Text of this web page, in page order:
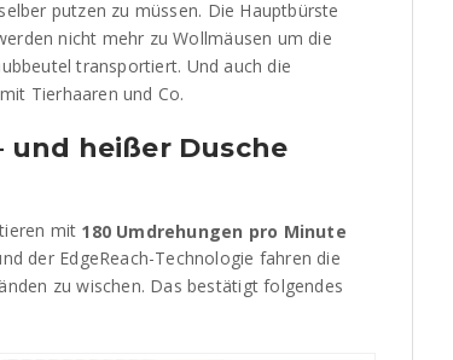
putzen zu müssen. Die Hauptbürste
nicht mehr zu Wollmäusen um die
transportiert. Und auch die
Tierhaaren und Co.
heißer Dusche
mit 180 Umdrehungen pro Minute
der EdgeReach-Technologie fahren die
zu wischen. Das bestätigt folgendes